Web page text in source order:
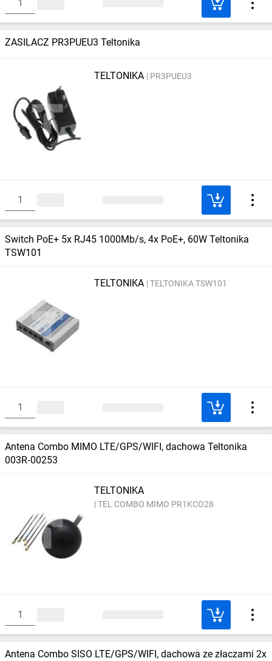
ZASILACZ PR3PUEU3 Teltonika
TELTONIKA PR3PUEU3
Switch PoE+ 5x RJ45 1000Mb/s, 4x PoE+, 60W Teltonika
TSW101
TELTONIKA TELTONIKA TSW101
Antena Combo MIMO LTE/GPS/WIFI, dachowa Teltonika
003R‑00253
TELTONIKA
TEL COMBO MIMO PR1KCO28
Antena Combo SISO LTE/GPS/WIFI, dachowa ze złaczami 2x